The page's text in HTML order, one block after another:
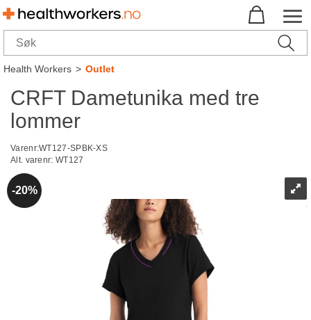
Health Workers>Outlet
CRFT Dametunika med tre
lommer
Varenr:WT127-SPBK-XS
Alt. varenr: WT127
20%